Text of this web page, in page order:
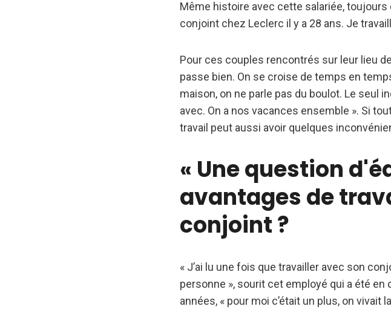
Même histoire avec cette salariée,
conjoint chez Leclerc il y a 28 ans. Je
Pour ces couples rencontrés sur leur lieu
passe bien. On se croise de temps en
maison, on ne parle pas du boulot. Le seul
avec. On a nos vacances ensemble ». Si
travail peut aussi avoir quelques
« Une question
avantages de
conjoint ?
« J’ai lu une fois que travailler avec son
personne », sourit cet employé qui a été
années, « pour moi c’était un plus, on